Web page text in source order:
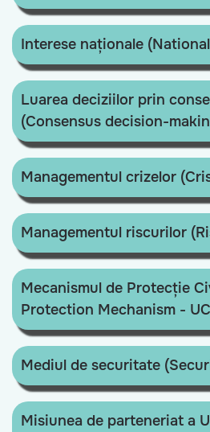
Interese naționale
Luarea deciziilor prin
(Consensus decision-
Managementul crizelor
Managementul riscurilor
Mecanismul de Protecție
Protection Mechanism -
Mediul de securitate
Misiunea de parteneriat a